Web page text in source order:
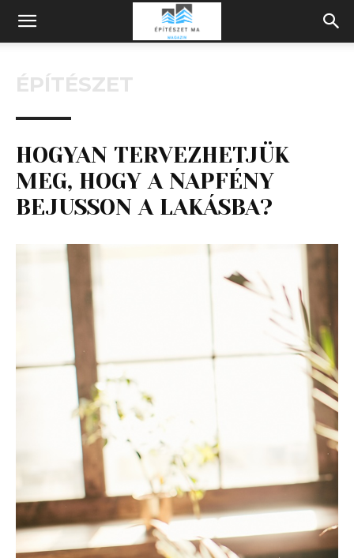
Építeszeti
Magazin
ÉPÍTÉSZET
HOGYAN TERVEZHETJÜK
MEG, HOGY A NAPFÉNY
BEJUSSON A LAKÁSBA?